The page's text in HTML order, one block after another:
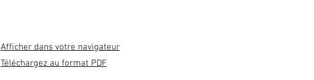
Afficher dans votre navigateur
Téléchargez au format PDF